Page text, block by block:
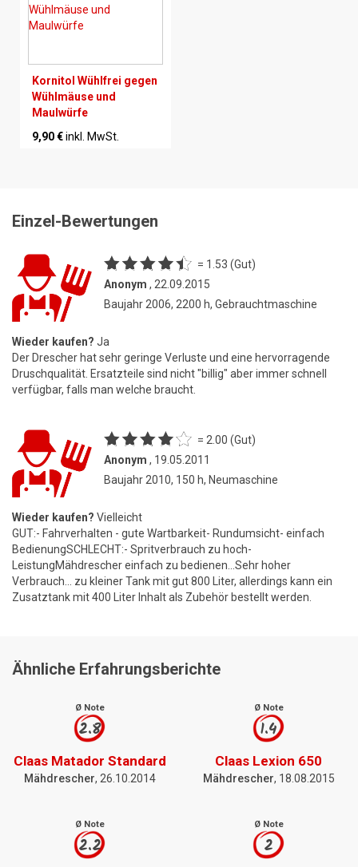
Kornitol Wühlfrei gegen
Wühlmäuse und
Maulwürfe
9,90 €inkl. MwSt.
Einzel-Bewertungen
= 1.53 (Gut)
Anonym , 22.09.2015
Baujahr 2006, 2200 h, Gebrauchtmaschine
Wieder kaufen? Ja
Der Drescher hat sehr geringe Verluste und eine hervorragende
Druschqualität. Ersatzteile sind nicht "billig" aber immer schnell
verfügbar, falls man welche braucht.
= 2.00 (Gut)
Anonym , 19.05.2011
Baujahr 2010, 150 h, Neumaschine
Wieder kaufen? Vielleicht
GUT:- Fahrverhalten - gute Wartbarkeit- Rundumsicht- einfach
BedienungSCHLECHT:- Spritverbrauch zu hoch-
LeistungMähdrescher einfach zu bedienen...Sehr hoher
Verbrauch... zu kleiner Tank mit gut 800 Liter, allerdings kann ein
Zusatztank mit 400 Liter Inhalt als Zubehör bestellt werden.
Ähnliche Erfahrungsberichte
Ø Note
2.8
Claas Matador Standard
Mähdrescher, 26.10.2014
Ø Note
1.4
Claas Lexion 650
Mähdrescher, 18.08.2015
Ø Note
2.2
Ø Note
2